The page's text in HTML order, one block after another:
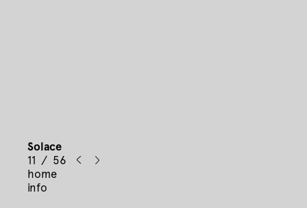
Solace
11 / 56
home
info